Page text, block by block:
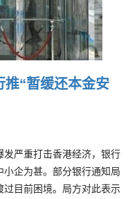
推“暂缓还本金安
严重打击香港经济，银行
企为甚。部分银行通知局
目前困境。局方对此表示